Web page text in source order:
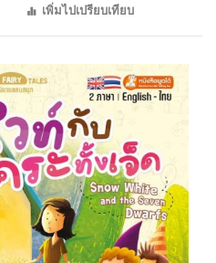
เพิ่มไปเปรียบเทียบ